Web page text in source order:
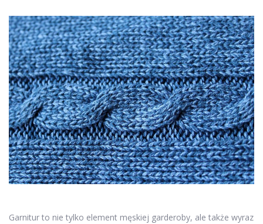
Garnitur to nie tylko element męskiej garderoby, ale także wyraz